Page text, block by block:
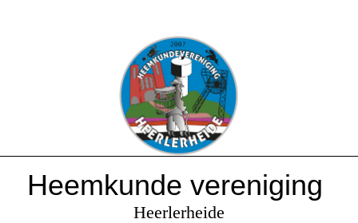
Heemkunde vereniging
Heerlerheide